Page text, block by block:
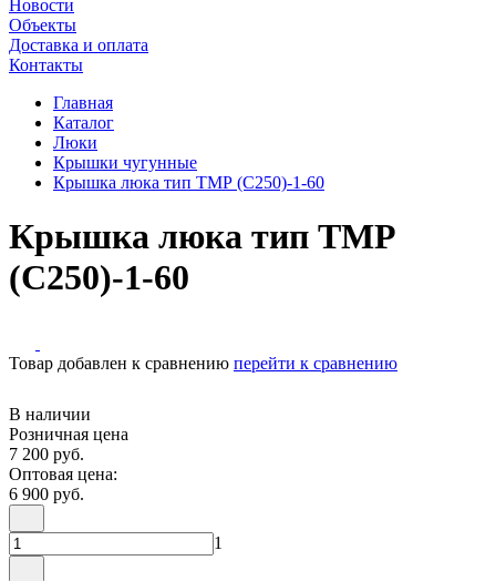
Новости
Объекты
Доставка и оплата
Контакты
Главная
Каталог
Люки
Крышки чугунные
Крышка люка тип ТМР (С250)-1-60
Крышка люка тип ТМР
(С250)-1-60
Товар добавлен к сравнению перейти к сравнению
В наличии
Розничная цена
7 200 руб.
Оптовая цена:
6 900 руб.
1